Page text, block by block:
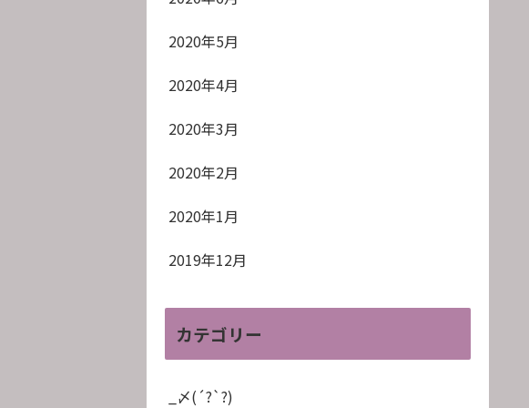
2020年5月
2020年4月
2020年3月
2020年2月
2020年1月
2019年12月
カテゴリー
_〆(´?`?)